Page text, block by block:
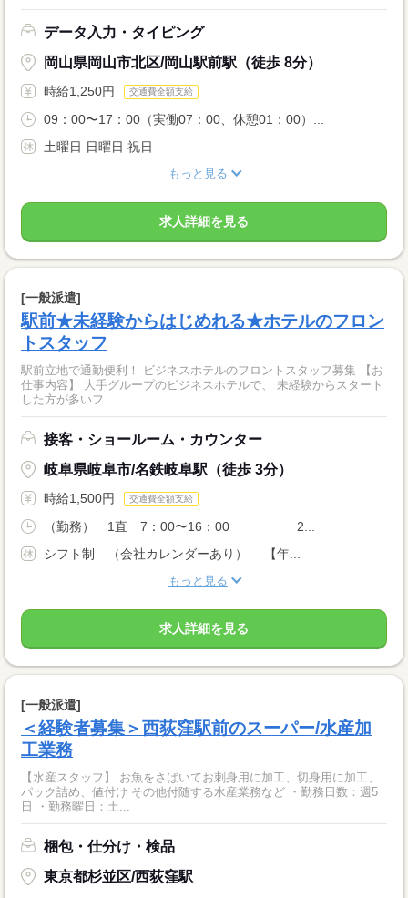
データ入力・タイピング
岡山県岡山市北区/岡山駅前駅（徒歩 8分）
時給1,250円 交通費全額支給
09：00〜17：00（実働07：00、休憩01：00）...
土曜日 日曜日 祝日
もっと見る
求人詳細を見る
[一般派遣]
駅前★未経験からはじめれる★ホテルのフロン
トスタッフ
駅前立地で通勤便利！ ビジネスホテルのフロントスタッフ募集 【お
仕事内容】 大手グループのビジネスホテルで、 未経験からスタート
した方が多いフ...
接客・ショールーム・カウンター
岐阜県岐阜市/名鉄岐阜駅（徒歩 3分）
時給1,500円 交通費全額支給
（勤務） 1直 7：00〜16：00 2...
シフト制 （会社カレンダーあり） 【年...
もっと見る
求人詳細を見る
[一般派遣]
＜経験者募集＞西荻窪駅前のスーパー/水産加
工業務
【水産スタッフ】 お魚をさばいてお刺身用に加工、切身用に加工、
パック詰め、値付け その他付随する水産業務など ・勤務日数：週5
日 ・勤務曜日：土...
梱包・仕分け・検品
東京都杉並区/西荻窪駅